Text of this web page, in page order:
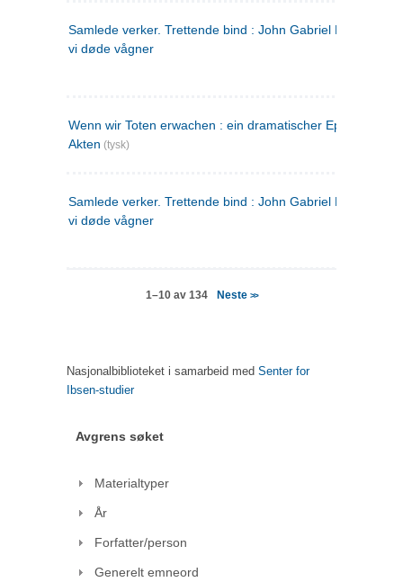
Samlede verker. Trettende bind : John Gabriel Borkman ;
vi døde vågner
Wenn wir Toten erwachen : ein dramatischer Epilog in drei
Akten (tysk)
Samlede verker. Trettende bind : John Gabriel Borkman ;
vi døde vågner
1–10 av 134 Neste >>
Nasjonalbiblioteket i samarbeid med Senter for
Ibsen-studier
Avgrens søket
Materialtyper
År
Forfatter/person
Generelt emneord